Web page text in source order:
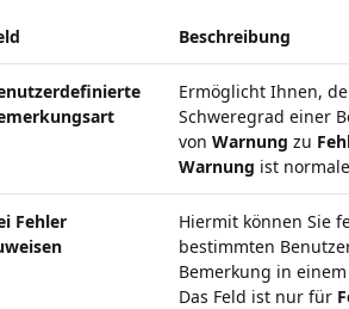
Beschreibung
Ermöglicht Ihnen,
Schweregrad einer
von Warnung zu
Warnung ist
Fehler
Hiermit können Sie
bestimmten
Bemerkung in
Das Feld ist nur für